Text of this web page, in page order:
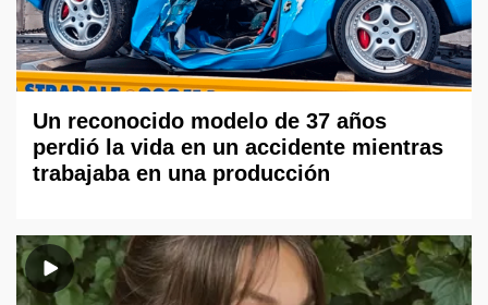
Un reconocido modelo de 37 años
perdió la vida en un accidente mientras
trabajaba en una producción